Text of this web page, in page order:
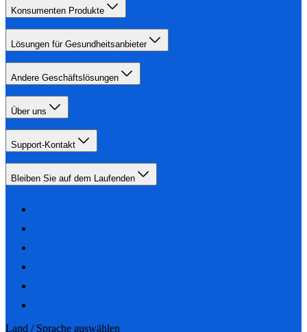
Konsumenten Produkte
Lösungen für Gesundheitsanbieter
Andere Geschäftslösungen
Über uns
Support-Kontakt
Bleiben Sie auf dem Laufenden
Land / Sprache auswählen